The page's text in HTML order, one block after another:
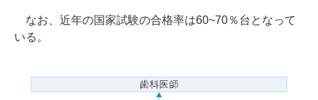
なお、近年の国家試験の合格率は60~70％台となって
いる。